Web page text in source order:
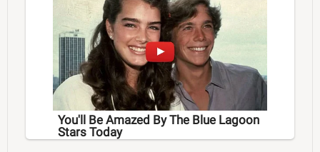
You'll Be Amazed By The Blue Lagoon
Stars Today